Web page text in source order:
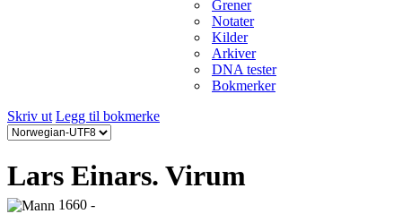
Grener
Notater
Kilder
Arkiver
DNA tester
Bokmerker
Skriv ut Legg til bokmerke
Lars Einars. Virum
1660 -